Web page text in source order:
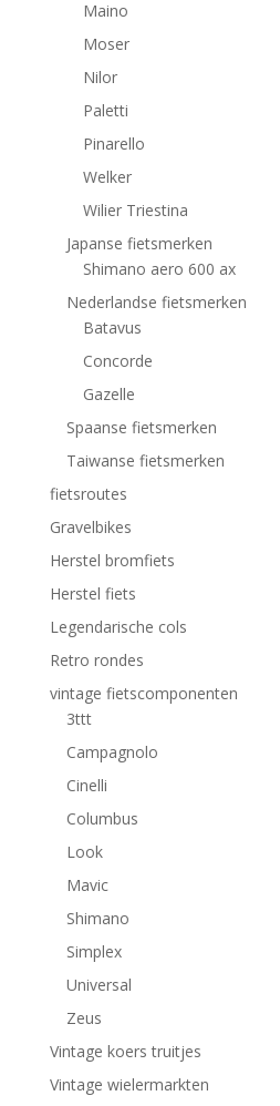
Maino
Moser
Nilor
Paletti
Pinarello
Welker
Wilier Triestina
Japanse fietsmerken
Shimano aero 600 ax
Nederlandse fietsmerken
Batavus
Concorde
Gazelle
Spaanse fietsmerken
Taiwanse fietsmerken
fietsroutes
Gravelbikes
Herstel bromfiets
Herstel fiets
Legendarische cols
Retro rondes
vintage fietscomponenten
3ttt
Campagnolo
Cinelli
Columbus
Look
Mavic
Shimano
Simplex
Universal
Zeus
Vintage koers truitjes
Vintage wielermarkten